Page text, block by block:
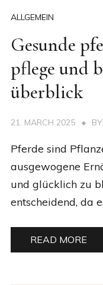
ALLGEMEIN
Gesunde
pflege und
überblick
21. MARCH 2025 BY
Pferde sind
ausgewogene
und glücklich zu
entscheidend, da
READ MORE